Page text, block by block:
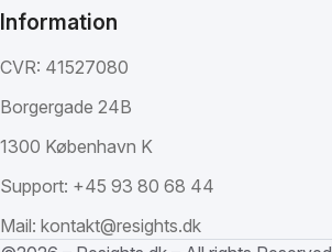
Information
CVR: 41527080
Borgergade 24B
1300 København K
Support: +45 93 80 68 44
Mail: kontakt@resights.dk